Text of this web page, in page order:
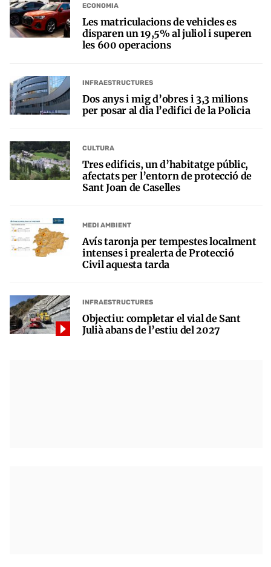
ECONOMIA
Les matriculacions de vehicles es
disparen un 19,5% al juliol i superen
les 600 operacions
INFRAESTRUCTURES
Dos anys i mig d’obres i 3,3 milions
per posar al dia l’edifici de la Policia
CULTURA
Tres edificis, un d’habitatge públic,
afectats per l’entorn de protecció de
Sant Joan de Caselles
MEDI AMBIENT
Avís taronja per tempestes localment
intenses i prealerta de Protecció
Civil aquesta tarda
INFRAESTRUCTURES
Objectiu: completar el vial de Sant
Julià abans de l’estiu del 2027